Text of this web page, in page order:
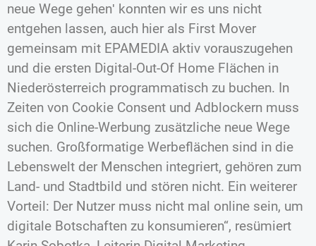
neue Wege gehenʹ konnten wir es uns nicht
entgehen lassen, auch hier als First Mover
gemeinsam mit EPAMEDIA aktiv vorauszugehen
und die ersten Digital-Out-Of Home Flächen in
Niederösterreich programmatisch zu buchen. In
Zeiten von Cookie Consent und Adblockern muss
sich die Online-Werbung zusätzliche neue Wege
suchen. Großformatige Werbeflächen sind in die
Lebenswelt der Menschen integriert, gehören zum
Land- und Stadtbild und stören nicht. Ein weiterer
Vorteil: Der Nutzer muss nicht mal online sein, um
digitale Botschaften zu konsumieren“, resümiert